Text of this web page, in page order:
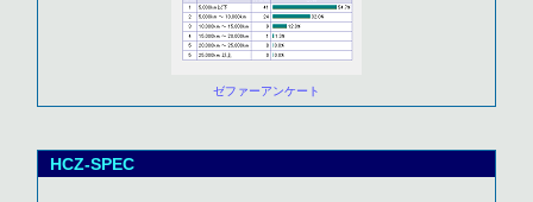
ゼファーアンケート
HCZ-SPEC